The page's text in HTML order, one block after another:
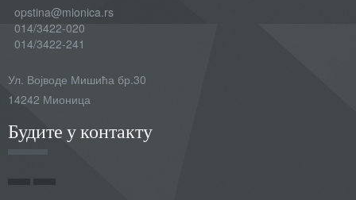
opstina@mionica.rs
014/3422-020
014/3422-241
Ул. Војводе Мишића бр.30
14242 Мионица
Будите у контакту